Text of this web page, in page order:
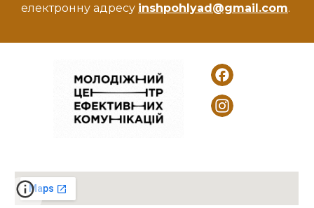
електронну адресу inshpohlyad@gmail.com.